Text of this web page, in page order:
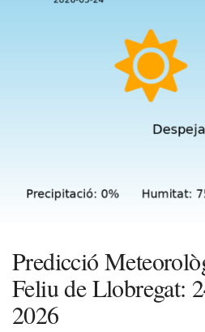
Predicció
Feliu de Llobregat:
2026